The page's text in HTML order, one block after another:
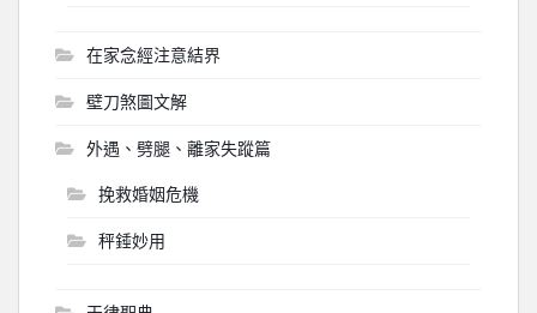
在家念經注意結界
壁刀煞圖文解
外遇、劈腿、離家失蹤篇
挽救婚姻危機
秤錘妙用